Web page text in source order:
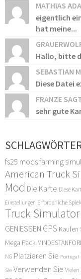
MATHIAS
eigentlich
hat meine...
Hallo, bitte
SEBASTIAN
Diese Datei
FRANZE
sehr gute
fs25 modsfarming
American Truck
Mod Die Karte Diese
Einstellungen Erforderliche
Truck Simulator
GENIESSEN GPS Kaufen
Mega Pack
NG Platzieren Sie Portugal
Sie Verwenden Sie Vielen